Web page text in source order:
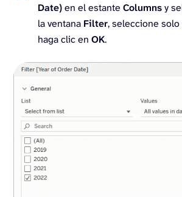
Date)en el estante Columnsy
la ventana Filter, seleccione
haga clic en OK.